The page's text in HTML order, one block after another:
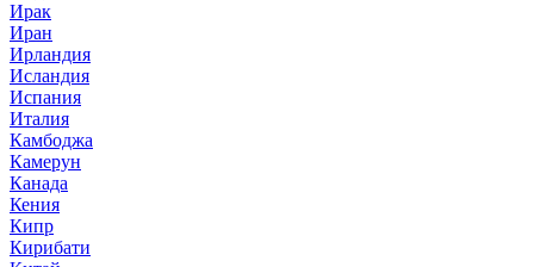
Ирак
Иран
Ирландия
Исландия
Испания
Италия
Камбоджа
Камерун
Канада
Кения
Кипр
Кирибати